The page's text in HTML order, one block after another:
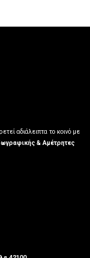
αδιάλειπτα το κοινό με
& Αμέτρητες